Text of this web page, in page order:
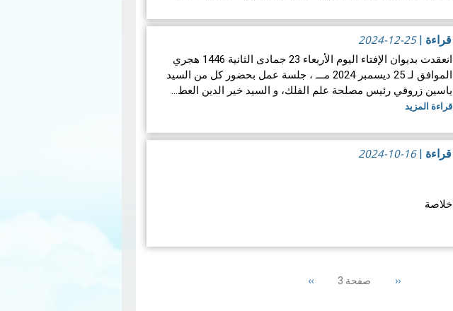
إمساكيات ولاية… قراءة المزيد
قراءة |
2024-12-25
انعقدت بديوان الإفتاء اليوم الأربعاء 23 جمادى الثانية 1446 هجري
الموافق لـ 25 ديسمبر 2024 مـــ ، جلسة عمل بحضور كل من السيد
ياسين زروقي رئيس مصلحة علم الفلك، و السيد خير الدين العط…
قراءة المزيد
قراءة |
2024-10-16
خلاصة
والبحري بإصدار تقرير إلكتروني شهري يعرض تركيزات الملوثات
Previous
‹‹ صفحة 3 Next
››